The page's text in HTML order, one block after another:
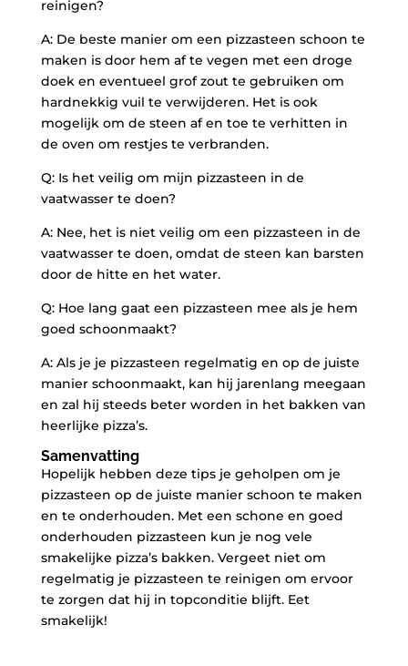
reinigen?
A: ⁣De beste ‌manier om een pizzasteen schoon​ te
maken is door hem af‌ te vegen met een ⁣droge
doek⁤ en‍ eventueel​ grof zout ⁣te gebruiken om
hardnekkig vuil ⁤te verwijderen.⁣ Het is ook
mogelijk om de steen af en ⁣toe te verhitten ​in
de oven om‌ restjes te ⁢verbranden.
Q: Is het veilig om ‌mijn pizzasteen in de⁤
vaatwasser te‌ doen?
A:⁤ Nee, het is niet veilig om een pizzasteen⁢ in de
vaatwasser te doen,‍ omdat de ‌steen ​kan barsten⁣
door ​de⁢ hitte en het water.
Q: Hoe⁤ lang ⁤gaat ‌een pizzasteen mee⁢ als je hem ​
goed schoonmaakt?
A: Als je ​je pizzasteen regelmatig en ​op de juiste
manier schoonmaakt, ⁣kan⁤ hij ⁢jarenlang meegaan
en zal hij steeds beter worden in het⁣ bakken van
⁢heerlijke pizza’s.⁣
Samenvatting
Hopelijk hebben deze tips je geholpen om je
pizzasteen op de juiste manier schoon te maken
en ‌te ⁣onderhouden.⁤ Met een schone⁤ en goed
onderhouden pizzasteen kun⁤ je⁣ nog vele
smakelijke⁣ pizza’s ⁣bakken. Vergeet niet om
regelmatig je‍ pizzasteen te⁢ reinigen⁣ om ervoor
‍te zorgen dat⁤ hij in ⁢topconditie blijft. Eet
smakelijk!